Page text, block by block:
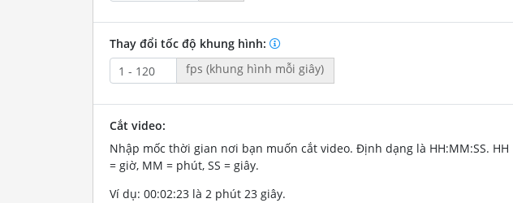
Thay đổi tốc độ khung hình:
fps (khung hình mỗi giây)
Cắt video:
Nhập mốc thời gian nơi bạn muốn cắt video. Định dạng là HH:MM:SS. HH
= giờ, MM = phút, SS = giây.
Ví dụ: 00:02:23 là 2 phút 23 giây.